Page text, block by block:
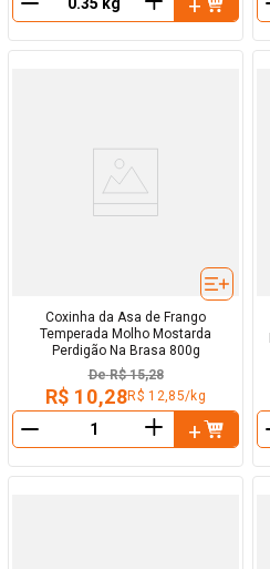
Coxinha da Asa de Frango
Temperada Molho Mostarda
Perdigão Na Brasa 800g
De R$ 15,28
R$ 10,28R$ 12,85/kg
＋